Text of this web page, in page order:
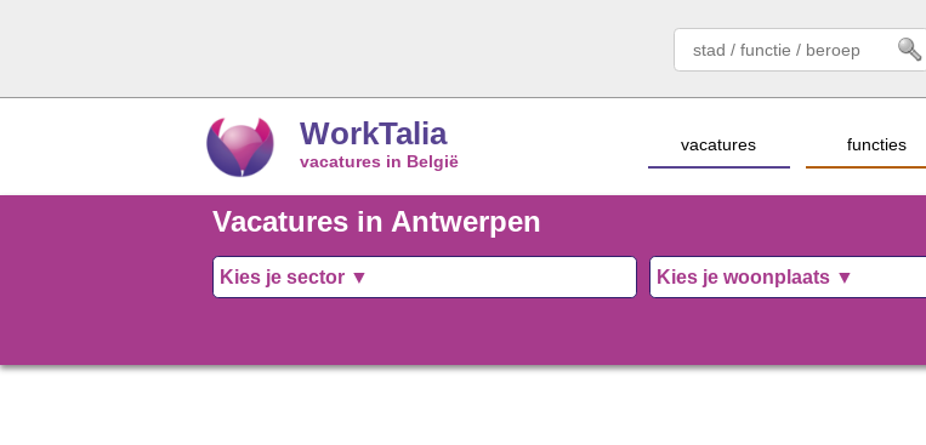
WorkTalia
vacatures in België
functies
vacatures
Vacatures in Antwerpen